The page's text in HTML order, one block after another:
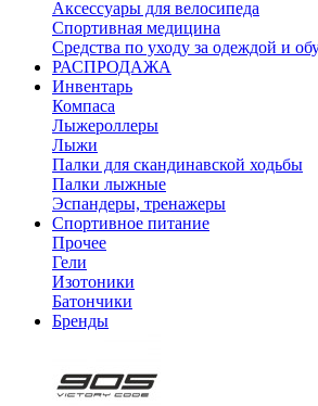
Аксессуары для велосипеда
Спортивная медицина
Средства по уходу за одеждой и
РАСПРОДАЖА
Инвентарь
Компаса
Лыжероллеры
Лыжи
Палки для скандинавской ходьбы
Палки лыжные
Эспандеры, тренажеры
Спортивное питание
Прочее
Гели
Изотоники
Батончики
Бренды